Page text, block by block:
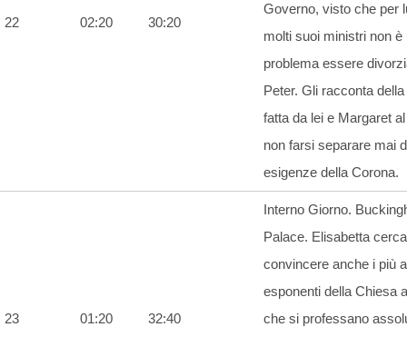
22 02:20 30:20
Governo, visto che per
molti suoi ministri non è
problema essere
Peter. Gli racconta
fatta da lei e Margaret
non farsi separare mai
esigenze della Corona.
23 01:20 32:40
Interno Giorno.
Palace. Elisabetta
convincere anche i più
esponenti della Chiesa
che si professano